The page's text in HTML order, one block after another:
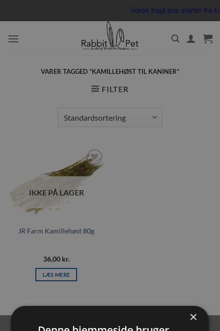
Vores fragt pris starter fra
VARER TAGGED “KAMILLEHØST TIL KANINER”
FILTER
Tilføj til
ønskeliste
IKKE PÅ LAGER
JR Farm Kamillehøst 80g
36,00 kr.
LÆS MERE
×